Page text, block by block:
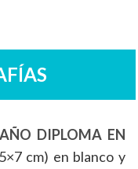
DIPLOMA EN
cm) en blanco y